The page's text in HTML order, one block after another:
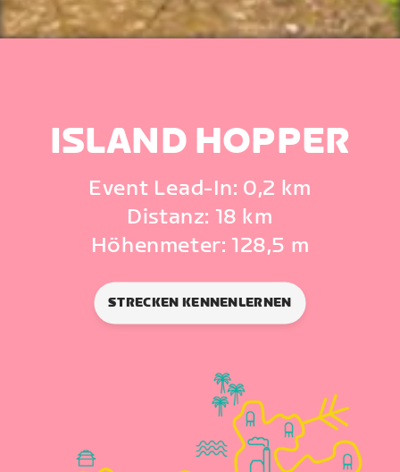
ISLAND HOPPER
Event Lead-In: 0,2 km
Distanz: 18 km
Höhenmeter: 128,5 m
STRECKEN KENNENLERNEN